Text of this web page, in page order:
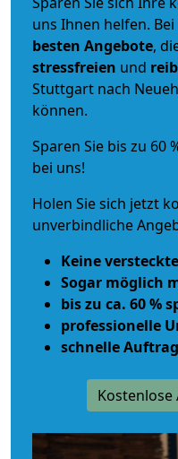
uns Ihnen helfen.
besten Angebote,
stressfreien und
Stuttgart nach
können.
Sparen Sie bis zu 60
bei uns!
Holen Sie sich jetzt
unverbindliche
Keine
Sogar möglich
bis zu ca. 60 %
professionelle
schnelle